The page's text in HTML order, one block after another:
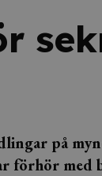
på
med